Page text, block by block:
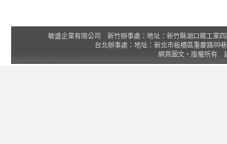
敏盛企業有限公司 新竹辦事處：地址：新竹縣湖口鄉工業
台北辦事處：地址：新北市板橋區重慶路89
網頁圖文‧版權所有 建